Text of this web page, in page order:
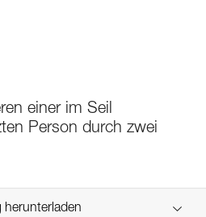
einer im Seil
Person durch zwei
herunterladen